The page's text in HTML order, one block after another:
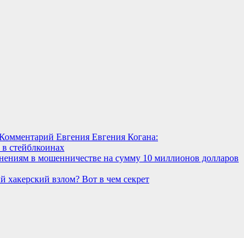
Евгения Евгения Когана:
стейблкоинах
в мошенничестве на сумму 10 миллионов долларов
хакерский взлом? Вот в чем секрет